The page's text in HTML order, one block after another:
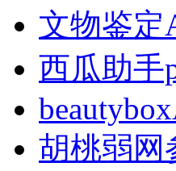
文物鉴定
西瓜助手
胡桃弱网